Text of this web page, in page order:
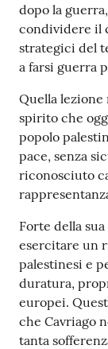
dopo la
condividere il
strategici del
a farsi guerra
Quella lezione
spirito che
popolo
pace, senza
riconosciuto
Forte della
esercitare un
palestinesi e
duratura,
europei.
che Cavriago
tanta